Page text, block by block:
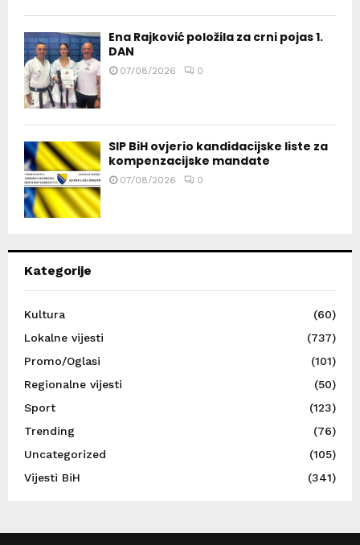
Ena Rajković položila za crni pojas 1.
DAN
07/08/2026 0
SIP BiH ovjerio kandidacijske liste za
kompenzacijske mandate
07/08/2026 0
Kategorije
Kultura
(60)
Lokalne vijesti
(737)
Promo/Oglasi
(101)
Regionalne vijesti
(50)
Sport
(123)
Trending
(76)
Uncategorized
(105)
Vijesti BiH
(341)